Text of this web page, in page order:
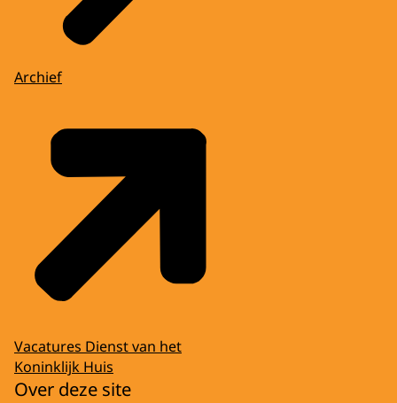
Archief
Vacatures Dienst van het
Koninklijk Huis
Over deze site